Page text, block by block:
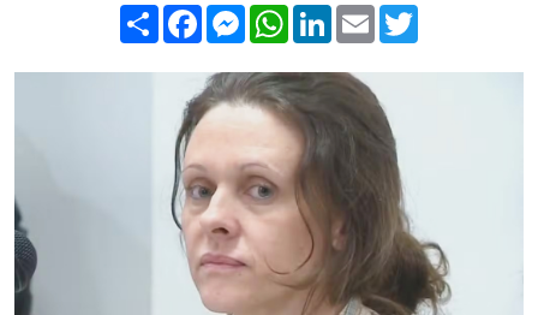
Compartilhar
FacebookMessenger
WhatsApp
LinkedIn
Email